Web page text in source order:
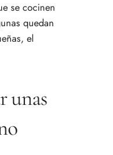
se cocinen
quedan
el
unas